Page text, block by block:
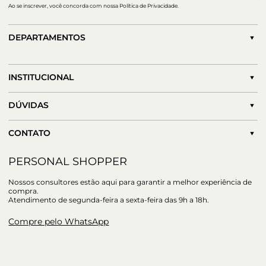
Ao se inscrever, você concorda com nossa Política de Privacidade.
DEPARTAMENTOS
INSTITUCIONAL
DÚVIDAS
CONTATO
PERSONAL SHOPPER
Nossos consultores estão aqui para garantir a melhor experiência de
compra.
Atendimento de segunda-feira a sexta-feira das 9h a 18h.
Compre pelo WhatsApp